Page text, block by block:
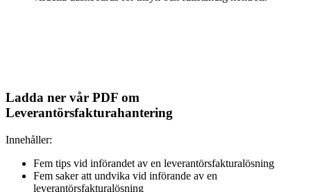
Ladda ner vår PDF om
Leverantörsfakturahantering
Innehåller:
Fem tips vid införandet av en leverantörsfakturalösning
Fem saker att undvika vid införande av en
leverantörsfakturalösning